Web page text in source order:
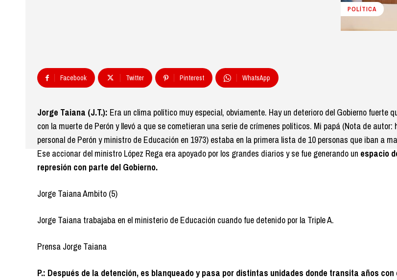
POLÍTICA
Facebook Twitter Pinterest WhatsApp
Jorge Taiana (J.T.): Era un clima político muy especial, obviamente. Hay un deterioro del Gobierno fuerte
con la muerte de Perón y llevó a que se cometieran una serie de crímenes políticos. Mi papá (Nota de autor:
personal de Perón y ministro de Educación en 1973) estaba en la primera lista de 10 personas que iban a
Ese accionar del ministro López Rega era apoyado por los grandes diarios y se fue generando un espacio
represión con parte del Gobierno.
Jorge Taiana Ambito (5)
Jorge Taiana trabajaba en el ministerio de Educación cuando fue detenido por la Triple A.
Prensa Jorge Taiana
P.: Después de la detención, es blanqueado y pasa por distintas unidades donde transita años